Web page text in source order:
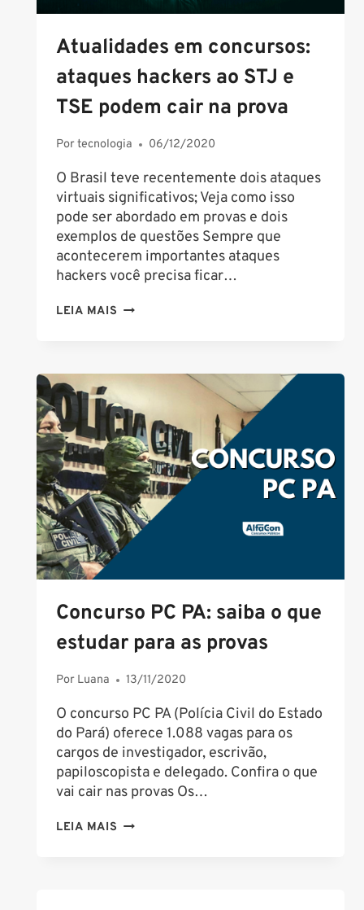
Atualidades em concursos:
ataques hackers ao STJ e
TSE podem cair na prova
Portecnologia 06/12/2020
O Brasil teve recentemente dois ataques
virtuais significativos; Veja como isso
pode ser abordado em provas e dois
exemplos de questões Sempre que
acontecerem importantes ataques
hackers você precisa ficar…
LEIA MAIS ATUALIDADES
HACKERS
AO
STJ
E
TSE
PODEM
CAIR
NA
PROVA
Concurso PC PA: saiba o que
estudar para as provas
Por Luana 13/11/2020
O concurso PC PA (Polícia Civil do Estado
do Pará) oferece 1.088 vagas para os
cargos de investigador, escrivão,
papiloscopista e delegado. Confira o que
vai cair nas provas Os…
LEIA MAIS CONCURSO